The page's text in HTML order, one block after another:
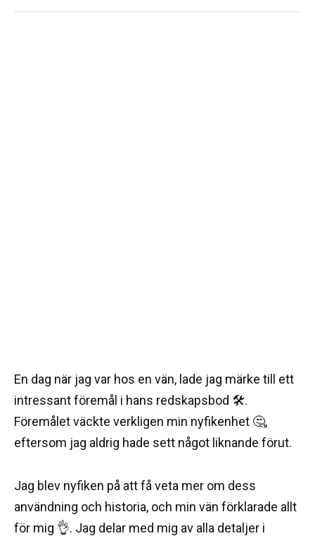
En dag när jag var hos en vän, lade jag märke till ett
intressant föremål i hans redskapsbod 🛠️.
Föremålet väckte verkligen min nyfikenhet 🤔,
eftersom jag aldrig hade sett något liknande förut.
Jag blev nyfiken på att få veta mer om dess
användning och historia, och min vän förklarade allt
för mig 👌. Jag delar med mig av alla detaljer i